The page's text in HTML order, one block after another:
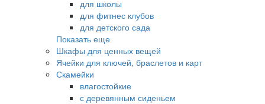
для школы
для фитнес клубов
для детского сада
Показать еще
Шкафы для ценных вещей
Ячейки для ключей, браслетов и карт
Скамейки
влагостойкие
с деревянным сиденьем